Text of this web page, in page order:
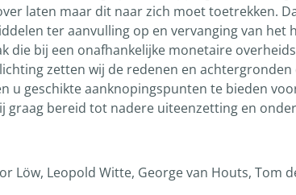
laten maar dit naar zich moet toetrekken.
ter aanvulling op en vervanging van
die bij een onafhankelijke monetaire
zetten wij de redenen en
u geschikte aanknopingspunten te bieden
graag bereid tot nadere uiteenzetting en
Löw, Leopold Witte, George van Houts, Tom